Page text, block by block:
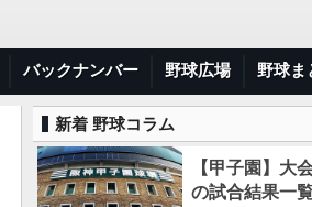
バックナンバー 野球広場 野球ま
新着 野球コラム
【甲子園】大
の試合結果一